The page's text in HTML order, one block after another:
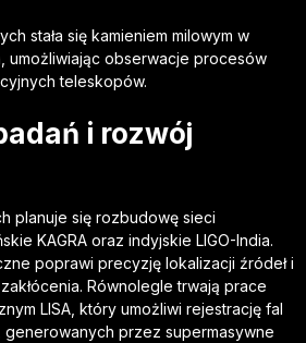
stała się kamieniem milowym w
umożliwiając obserwacje procesów
teleskopów.
i rozwój
planuje się rozbudowę sieci
KAGRA oraz indyjskie LIGO-India.
poprawi precyzję lokalizacji źródeł i
Równolegle trwają prace
LISA, który umożliwi rejestrację fal
przez supermasywne